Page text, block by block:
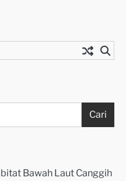
Cari
Bawah Laut Canggih